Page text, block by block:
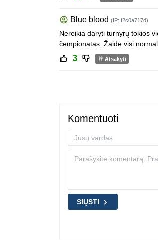
Blue blood (IP: f2c0a717d)
Nereikia daryti turnyrų tokios
čempionatas. Žaidė visi
3 Atsakyti
Komentuoti
SIŲSTI